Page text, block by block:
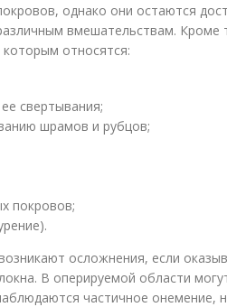
однако они остаются
вмешательствам. Кроме
относятся:
свертывания;
шрамов и рубцов;
покровов;
осложнения, если
В оперируемой области
частичное онемение,